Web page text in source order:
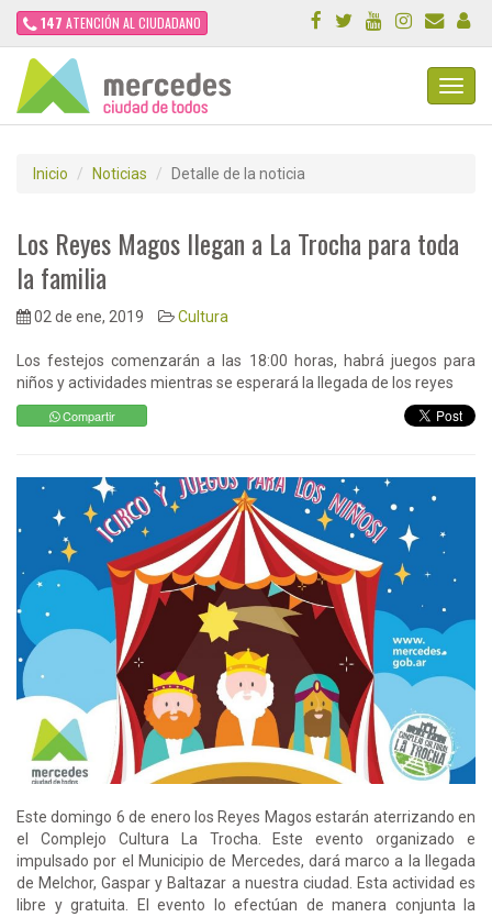
147 ATENCIÓN AL CIUDADANO
Inicio Noticias Detalle de la noticia
Los Reyes Magos llegan a La Trocha para toda
la familia
02 de ene, 2019 Cultura
Los festejos comenzarán a las 18:00 horas, habrá juegos para
niños y actividades mientras se esperará la llegada de los reyes
Compartir
Este domingo 6 de enero los Reyes Magos estarán aterrizando en
el Complejo Cultura La Trocha. Este evento organizado e
impulsado por el Municipio de Mercedes, dará marco a la llegada
de Melchor, Gaspar y Baltazar a nuestra ciudad. Esta actividad es
libre y gratuita. El evento lo efectúan de manera conjunta la